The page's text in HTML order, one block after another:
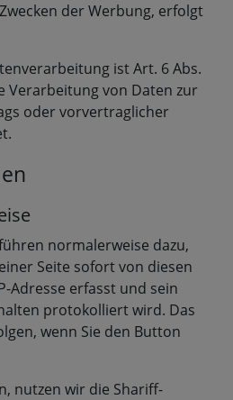
der Werbung, erfolgt
ist Art. 6 Abs.
Verarbeitung von Daten zur
oder vorvertraglicher
normalerweise dazu,
Seite sofort von diesen
Adresse erfasst und sein
protokolliert wird. Das
wenn Sie den Button
nutzen wir die Shariff-